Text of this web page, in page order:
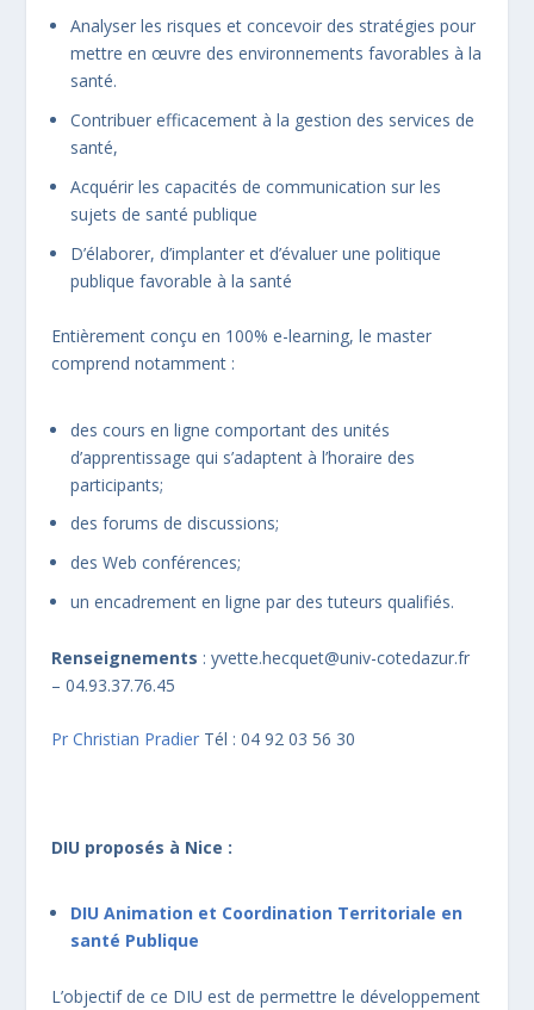
Analyser les risques et concevoir des stratégies pour
mettre en œuvre des environnements favorables à la
santé.
Contribuer efficacement à la gestion des services de
santé,
Acquérir les capacités de communication sur les
sujets de santé publique
D’élaborer, d’implanter et d’évaluer une politique
publique favorable à la santé
Entièrement conçu en 100% e-learning, le master
comprend notamment :
des cours en ligne comportant des unités
d’apprentissage qui s’adaptent à l’horaire des
participants;
des forums de discussions;
des Web conférences;
un encadrement en ligne par des tuteurs qualifiés.
Renseignements : yvette.hecquet@univ-cotedazur.fr
– 04.93.37.76.45
Pr Christian PradierTél : 04 92 03 56 30
DIU proposés à Nice :
DIU Animation et Coordination Territoriale en
santé Publique
L’objectif de ce DIU est de permettre le développement